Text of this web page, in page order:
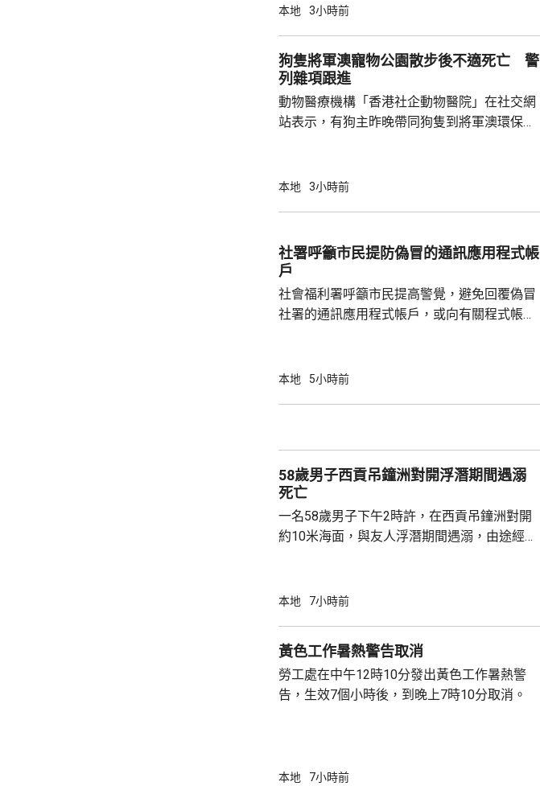
方面，上半年從內地持單程證的新來澳人士有
471人，按年少逾420人。
本地 3小時前
狗隻將軍澳寵物公園散步後不適死亡 警
列雜項跟進
動物醫療機構「香港社企動物醫院」在社交網
站表示，有狗主昨晚帶同狗隻到將軍澳環保大
亡，狗主事後聯絡交由漁護署化驗。 警方表
捕。
本地 3小時前
社署呼籲市民提防偽冒的通訊應用程式帳
戶
社會福利署呼籲市民提高警覺，避免回覆偽冒
社署的通訊應用程式帳戶，或向有關程式帳戶
內的不明連結，以盗取市民的個人資料。社署
本地 5小時前
58歲男子西貢吊鐘洲對開浮潛期間遇溺
死亡
一名58歲男子下午2時許，在西貢吊鐘洲對開
約10米海面，與友人浮潛期間遇溺，由途經船
確定。
本地 7小時前
黃色工作暑熱警告取消
勞工處在中午12時10分發出黃色工作暑熱警
告，生效7個小時後，到晚上7時10分取消。
本地 7小時前